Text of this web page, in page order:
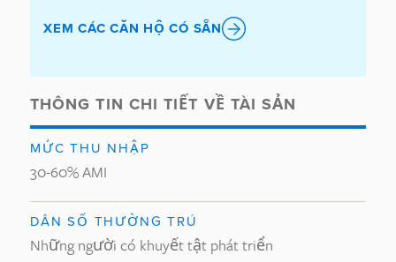
XEM CÁC CĂN HỘ CÓ SẴN
THÔNG TIN CHI TIẾT VỀ TÀI SẢN
MỨC THU NHẬP
30-60% AMI
DÂN SỐ THƯỜNG TRÚ
Những người có khuyết tật phát triển